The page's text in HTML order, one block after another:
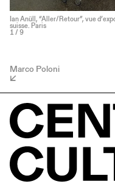
Ian Anüll, “Aller/Retour”, vue
suisse. Paris
1 / 9
Marco Poloni